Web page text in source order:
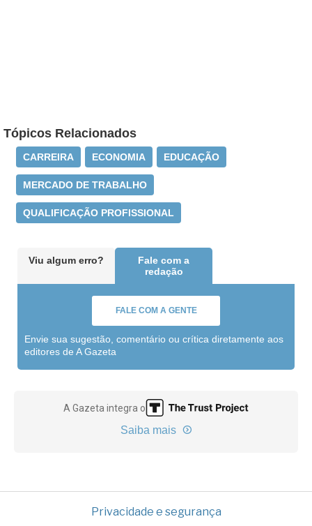
Tópicos Relacionados
CARREIRA ECONOMIA EDUCAÇÃO
MERCADO DE TRABALHO
QUALIFICAÇÃO PROFISSIONAL
Viu algum erro?
Fale com a
redação
FALE COM A GENTE
Envie sua sugestão, comentário ou crítica diretamente aos
editores de A Gazeta
A Gazeta integra o
Saiba mais
Privacidade e segurança